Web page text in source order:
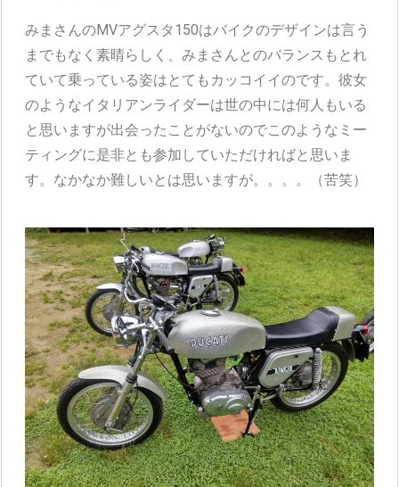
みまさんのMVアグスタ150はバイクのデザインは言う
までもなく素晴らしく、みまさんとのバランスもとれ
ていて乗っている姿はとてもカッコイイのです。彼女
のようなイタリアンライダーは世の中には何人もいる
と思いますが出会ったことがないのでこのようなミー
ティングに是非とも参加していただければと思いま
す。なかなか難しいとは思いますが。。。。（苦笑）